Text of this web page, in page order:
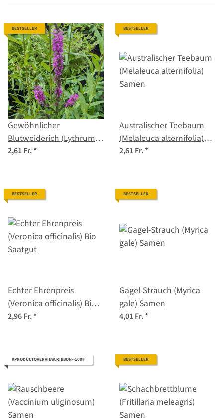
BESTSELLER
Gewöhnlicher
Blutweiderich (Lythrum
salicaria) Samen
2,61 Fr.*
BESTSELLER
Australischer Teebaum
(Melaleuca alternifolia)
Samen
2,61 Fr.*
BESTSELLER
Echter Ehrenpreis
(Veronica officinalis) Bio
Saatgut
2,96 Fr.*
BESTSELLER
Gagel-Strauch (Myrica
gale) Samen
4,01 Fr.*
#PRODUCTOVERVIEW.RIBBON--100# BESTSELLER